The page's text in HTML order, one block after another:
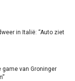
in Italië: “Auto ziet
game van Groninger